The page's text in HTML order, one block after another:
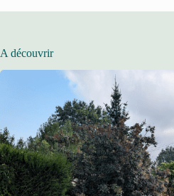
A découvrir